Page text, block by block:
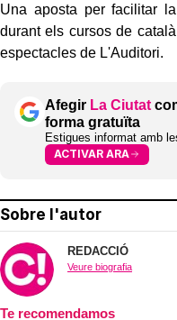
Una aposta per facilitar
durant els cursos de
espectacles de L'Auditori.
Afegir La Ciutat
forma gratuïta
Estigues informat amb
ACTIVAR ARA
Sobre l'autor
REDACCIÓ
Veure biografia